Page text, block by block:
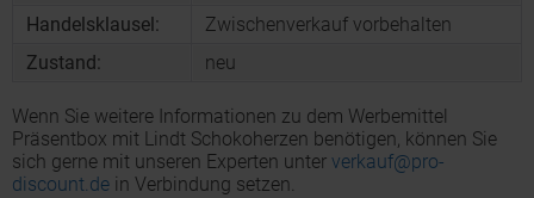
Handelsklausel:
Zwischenverkauf vorbehalten
Zustand:
neu
Wenn Sie weitere Informationen zu dem Werbemittel
Präsentbox mit Lindt Schokoherzen benötigen, können Sie
sich gerne mit unseren Experten unter verkauf@pro-
discount.de in Verbindung setzen.